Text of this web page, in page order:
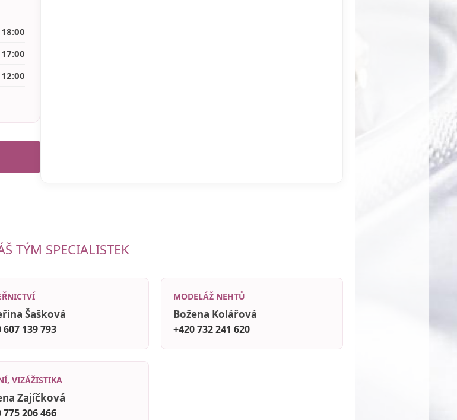
TÝM SPECIALISTEK
Šašková
607 139 793
MODELÁŽ NEHTŮ
Božena Kolářová
+420 732 241 620
VIZÁŽISTIKA
Zajíčková
775 206 466